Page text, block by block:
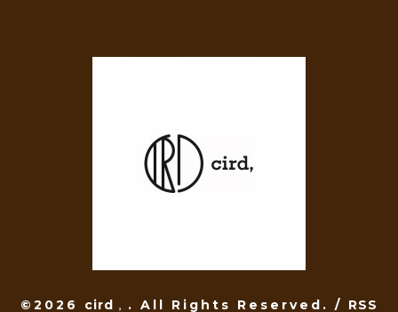
©2026 cird， . All Rights Reserved. / RSS